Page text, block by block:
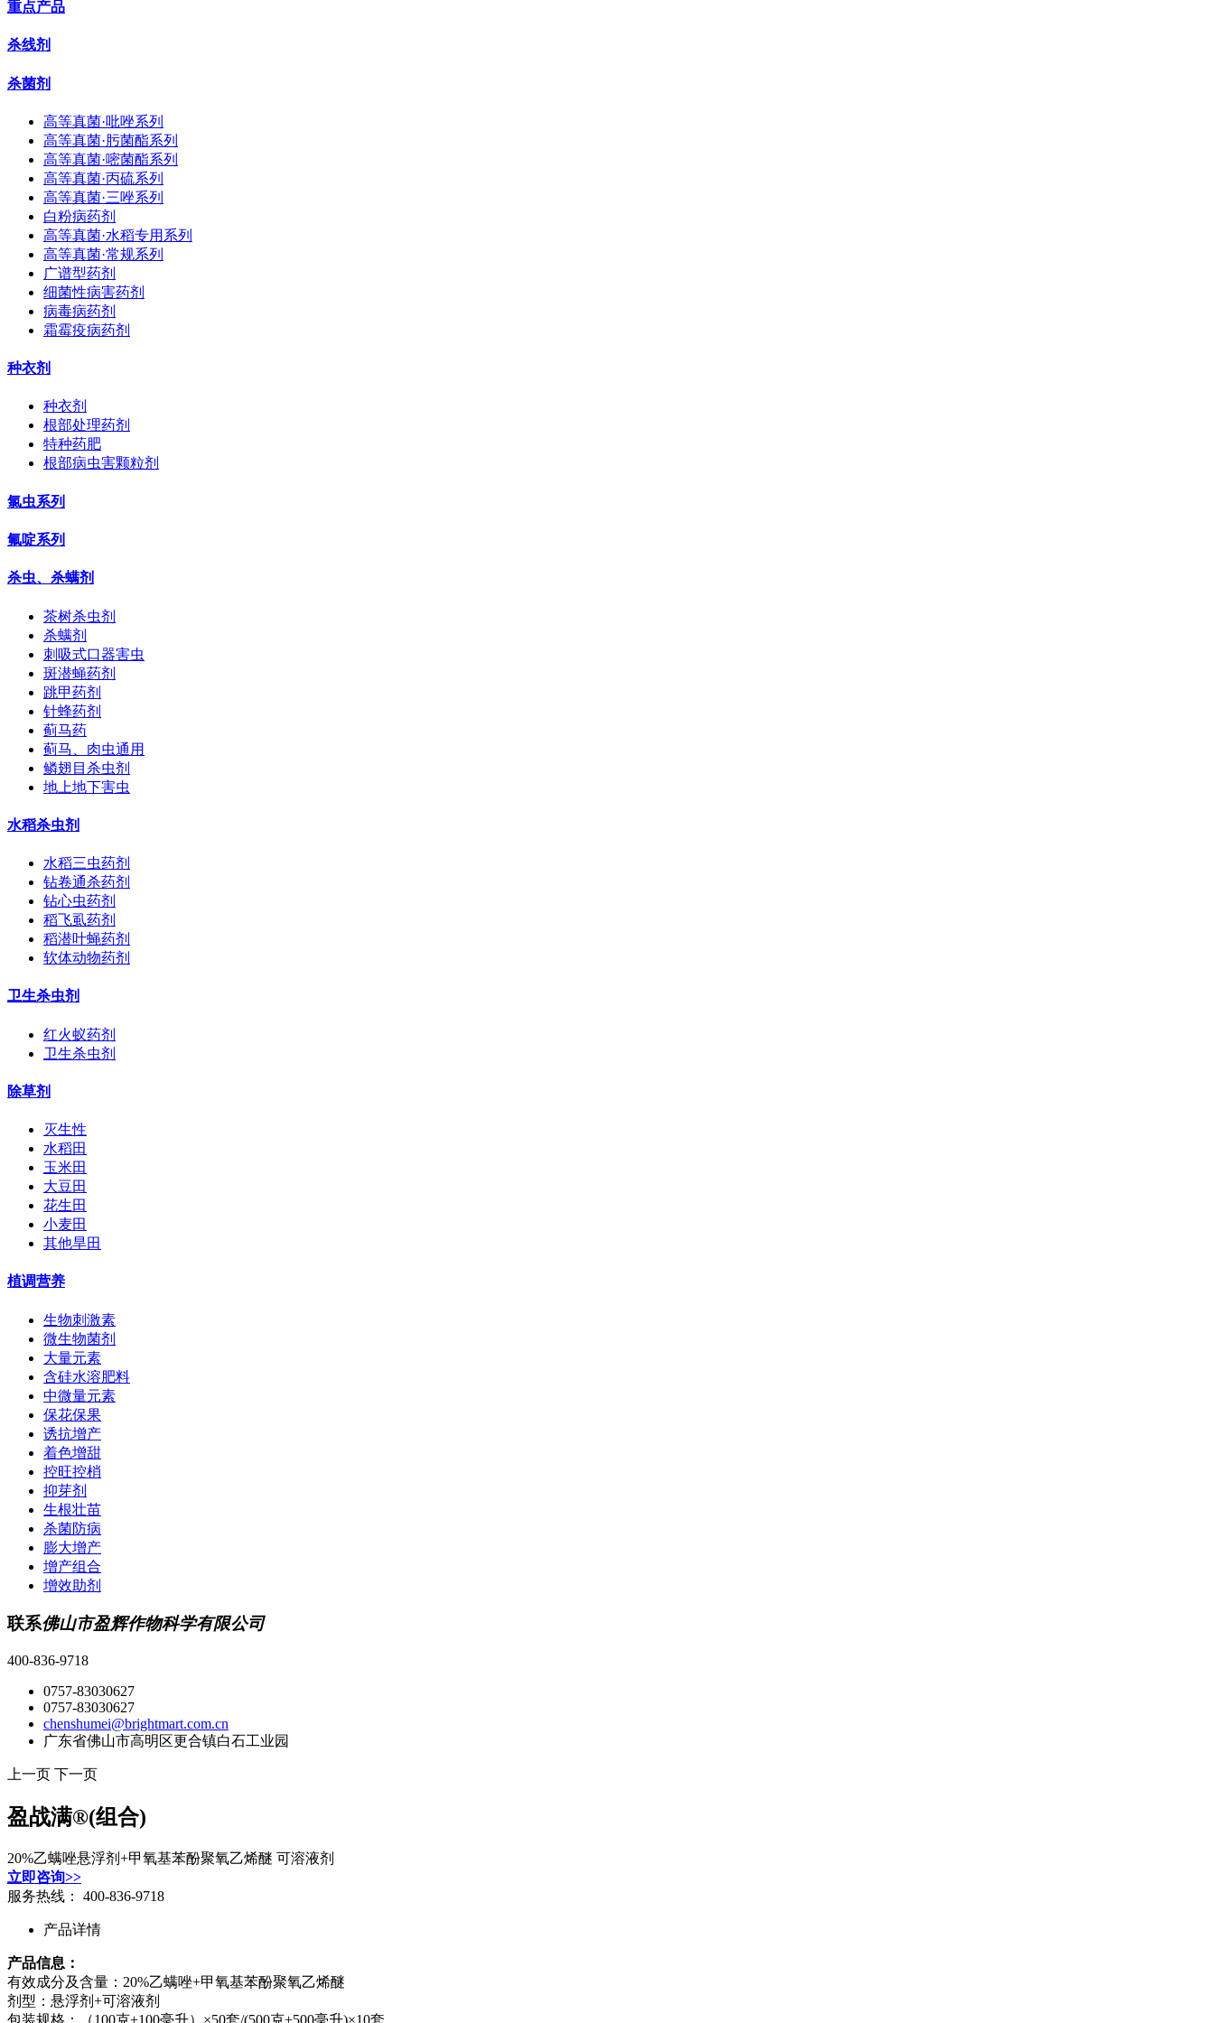
重点产品
杀线剂
杀菌剂
高等真菌·吡唑系列
高等真菌·肟菌酯系列
高等真菌·嘧菌酯系列
高等真菌·丙硫系列
高等真菌·三唑系列
白粉病药剂
高等真菌·水稻专用系列
高等真菌·常规系列
广谱型药剂
细菌性病害药剂
病毒病药剂
霜霉疫病药剂
种衣剂
种衣剂
根部处理药剂
特种药肥
根部病虫害颗粒剂
氯虫系列
氟啶系列
杀虫、杀螨剂
茶树杀虫剂
杀螨剂
刺吸式口器害虫
斑潜蝇药剂
跳甲药剂
针蜂药剂
蓟马药
蓟马、肉虫通用
鳞翅目杀虫剂
地上地下害虫
水稻杀虫剂
水稻三虫药剂
钻卷通杀药剂
钻心虫药剂
稻飞虱药剂
稻潜叶蝇药剂
软体动物药剂
卫生杀虫剂
红火蚁药剂
卫生杀虫剂
除草剂
灭生性
水稻田
玉米田
大豆田
花生田
小麦田
其他旱田
植调营养
生物刺激素
微生物菌剂
大量元素
含硅水溶肥料
中微量元素
保花保果
诱抗增产
着色增甜
控旺控梢
抑芽剂
生根壮苗
杀菌防病
膨大增产
增产组合
增效助剂
联系佛山市盈辉作物科学有限公司
400-836-9718
0757-83030627
0757-83030627
chenshumei@brightmart.com.cn
广东省佛山市高明区更合镇白石工业园
上一页 下一页
盈战满®(组合)
20%乙螨唑悬浮剂+甲氧基苯酚聚氧乙烯醚 可溶液剂
立即咨询>>
服务热线： 400-836-9718
产品详情
产品信息：
有效成分及含量：20%乙螨唑+甲氧基苯酚聚氧乙烯醚
剂型：悬浮剂+可溶液剂
包装规格：（100克+100毫升）×50套/(500克+500毫升)×10套